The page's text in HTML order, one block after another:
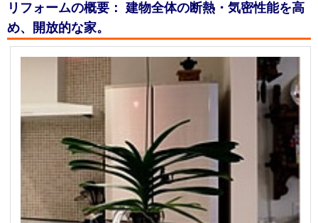
リフォームの概要： 建物全体の断熱・気密性能を高
め、開放的な家。